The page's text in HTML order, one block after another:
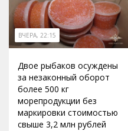
ВЧЕРА, 22:15
Двое рыбаков осуждены
за незаконный оборот
более 500 кг
морепродукции без
маркировки стоимостью
свыше 3,2 млн рублей